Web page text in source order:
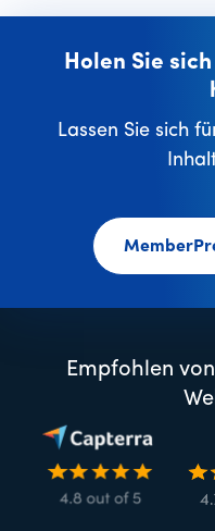
Holen Sie
Lassen Sie sich
Empfohlen